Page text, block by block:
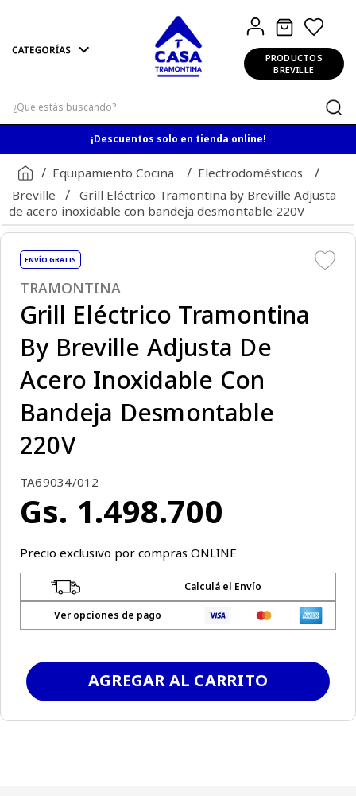
PRODUCTOS
BREVILLE
¡Descuentos solo en tienda online!
Equipamiento Cocina
Electrodomésticos
Breville
Grill Eléctrico Tramontina by Breville Adjusta
de acero inoxidable con bandeja desmontable 220V
ENVÍO GRATIS
TRAMONTINA
Grill Eléctrico Tramontina
By Breville Adjusta De
Acero Inoxidable Con
Bandeja Desmontable
220V
TA69034/012
Gs. 1.498.700
Precio exclusivo por compras ONLINE
Calculá el Envío
Ver opciones de pago
AGREGAR AL CARRITO